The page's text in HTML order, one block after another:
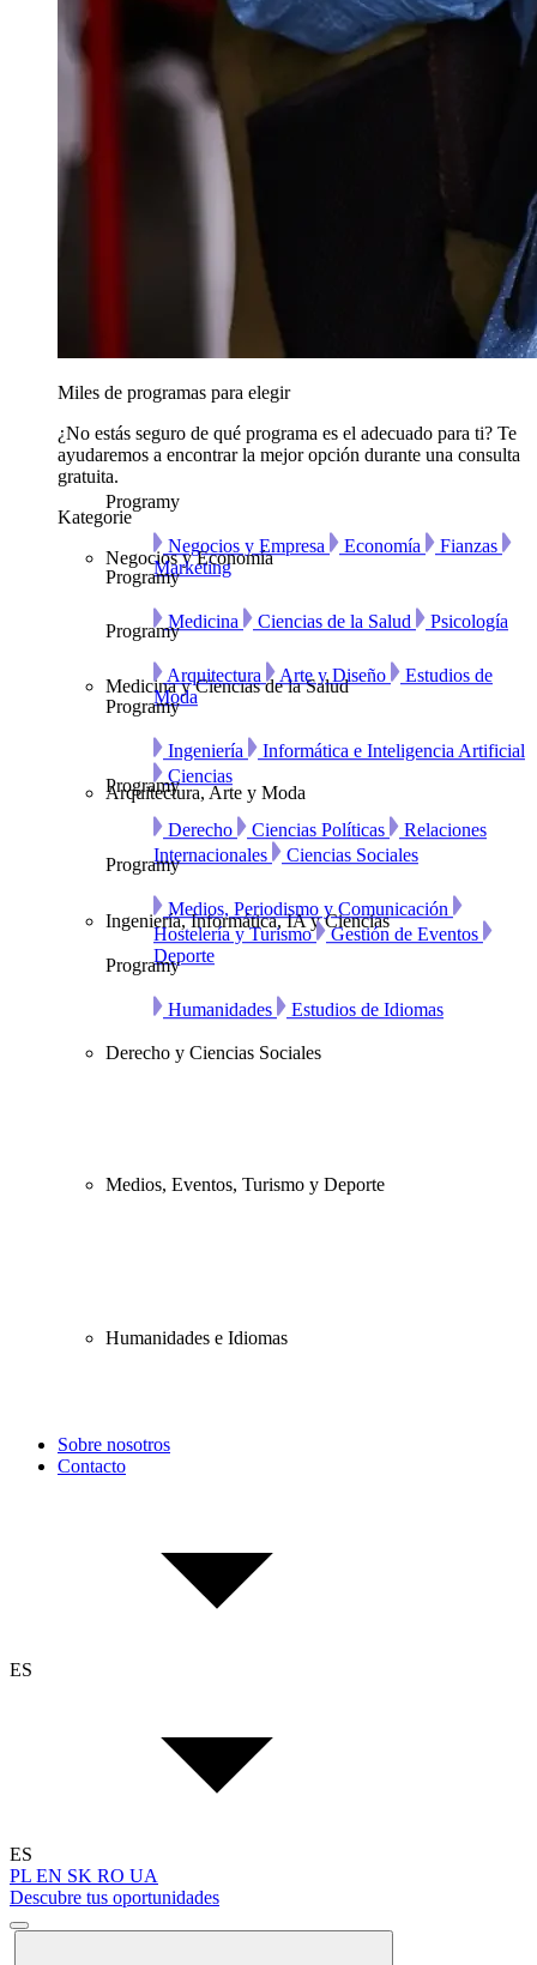
Miles de programas para elegir
¿No estás seguro de qué programa es el adecuado para ti? Te
ayudaremos a encontrar la mejor opción durante una consulta
gratuita.
Kategorie
Negocios y Economía
Programy
Negocios y Empresa Economía
Fianzas
Marketing
Medicina y Ciencias de la Salud
Programy
Medicina Ciencias de la Salud Psicología
Arquitectura, Arte y Moda
Programy
Arquitectura Arte y Diseño
Estudios de
Moda
Ingeniería, Informática, IA y Ciencias
Programy
Ingeniería
Informática e Inteligencia Artificial
Ciencias
Derecho y Ciencias Sociales
Programy
Derecho Ciencias Políticas
Relaciones
Internacionales
Ciencias Sociales
Medios, Eventos, Turismo y Deporte
Programy
Medios, Periodismo y Comunicación
Hostelería y Turismo
Gestión de Eventos
Deporte
Humanidades e Idiomas
Programy
Humanidades Estudios de Idiomas
Sobre nosotros
Contacto
ES
ES
PL EN SK RO UA
Descubre tus oportunidades